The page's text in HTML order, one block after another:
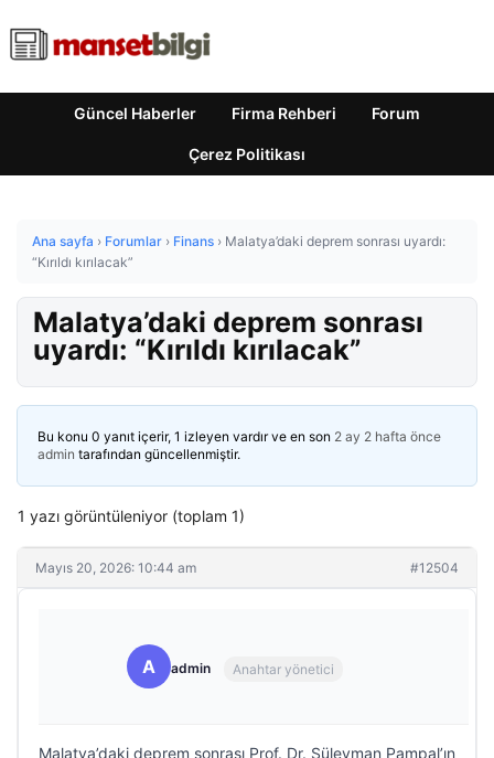
Güncel Haberler Firma Rehberi Forum
Çerez Politikası
Ana sayfa › Forumlar › Finans › Malatya’daki deprem sonrası uyardı:
“Kırıldı kırılacak”
Malatya’daki deprem sonrası
uyardı: “Kırıldı kırılacak”
Bu konu 0 yanıt içerir, 1 izleyen vardır ve en son 2 ay 2 hafta önce
admin tarafından güncellenmiştir.
1 yazı görüntüleniyor (toplam 1)
Mayıs 20, 2026: 10:44 am #12504
A admin Anahtar yönetici
Malatya’daki deprem sonrası Prof. Dr. Süleyman Pampal’ın